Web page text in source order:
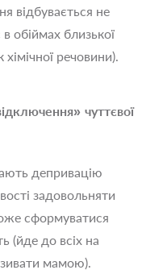
відбувається не
обіймах близької
речовини).
чуттєвої
депривацію
задовольняти
сформуватися
(йде до всіх на
мамою).